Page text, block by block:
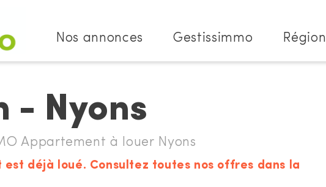
Nos annonces Gestissimmo Région
- Nyons
Appartement à louer Nyons
déjà loué. Consultez toutes nos offres dans la